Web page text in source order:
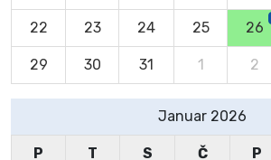
22 23 24 25 26
29 30 31 1 2
Januar 2026
P T S Č P